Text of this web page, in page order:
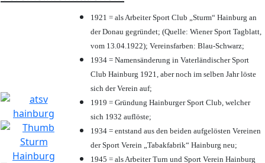
1921 = als Arbeiter Sport Club „Sturm“ Hainburg an
der Donau gegründet; (Quelle: Wiener Sport Tagblatt,
vom 13.04.1922); Vereinsfarben: Blau-Schwarz;
1934 = Namensänderung in Vaterländischer Sport
Club Hainburg 1921, aber noch im selben Jahr löste
sich der Verein auf;
1919 = Gründung Hainburger Sport Club, welcher
sich 1932 auflöste;
1934 = entstand aus den beiden aufgelösten Vereinen
der Sport Verein „Tabakfabrik“ Hainburg neu;
1945 = als Arbeiter Turn und Sport Verein Hainburg